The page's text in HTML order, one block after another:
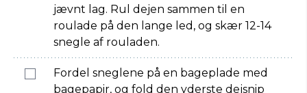
jævnt lag. Rul dejen sammen til en
roulade på den lange led, og skær 12-14
snegle af rouladen.
Fordel sneglene på en bageplade med
bagepapir, og fold den yderste dejsnip